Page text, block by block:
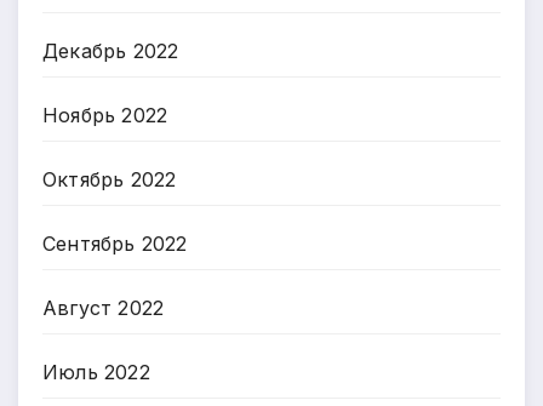
Декабрь 2022
Ноябрь 2022
Октябрь 2022
Сентябрь 2022
Август 2022
Июль 2022